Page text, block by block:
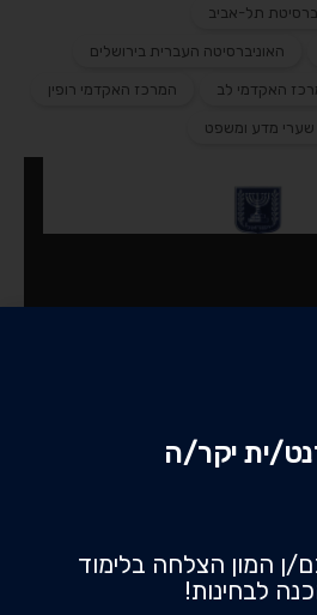
תל-אביב
האוניברסיטה העברית בירושלים
האקדמי לב המרכז האקדמי רופין
שערי מדע ומשפט
ית יקר/ה
ן המון הצלחה בלימוד
לבחינות!